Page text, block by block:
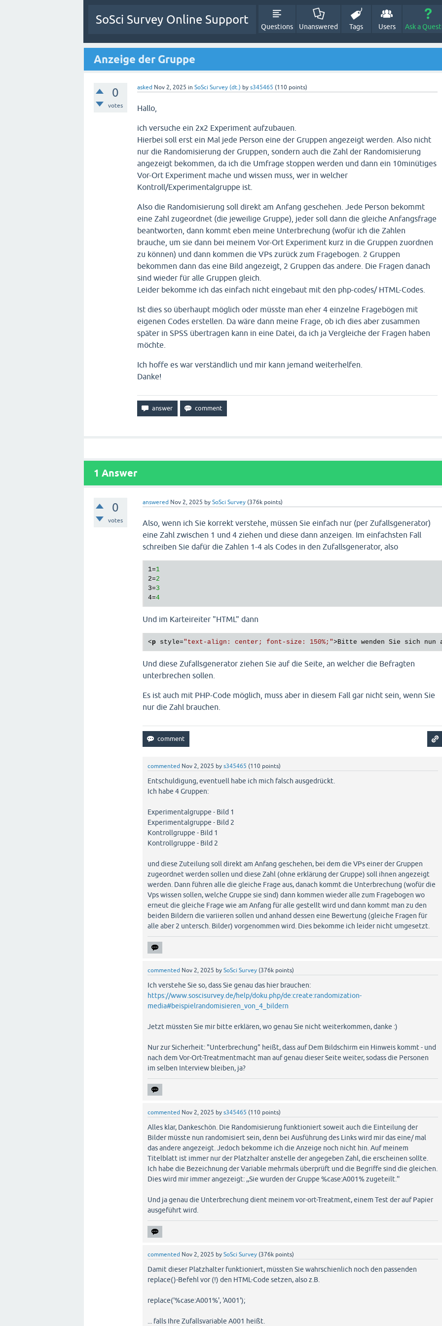
SoSci Survey Online Support
Questions Unanswered Tags Users Ask a
Anzeige der Gruppe
0
votes
asked Nov 2, 2025 in SoSci Survey (dt.) by s345465 (110 points)
Hallo,
ich versuche ein 2x2 Experiment aufzubauen.
Hierbei soll erst ein Mal jede Person eine der Gruppen angezeigt werden. Also nicht
nur die Randomisierung der Gruppen, sondern auch die Zahl der Randomisierung
angezeigt bekommen, da ich die Umfrage stoppen werden und dann ein 10minütiges
Vor-Ort Experiment mache und wissen muss, wer in welcher
Kontroll/Experimentalgruppe ist.
Also die Randomisierung soll direkt am Anfang geschehen. Jede Person bekommt
eine Zahl zugeordnet (die jeweilige Gruppe), jeder soll dann die gleiche Anfangsfrage
beantworten, dann kommt eben meine Unterbrechung (wofür ich die Zahlen
brauche, um sie dann bei meinem Vor-Ort Experiment kurz in die Gruppen zuordnen
zu können) und dann kommen die VPs zurück zum Fragebogen. 2 Gruppen
bekommen dann das eine Bild angezeigt, 2 Gruppen das andere. Die Fragen danach
sind wieder für alle Gruppen gleich.
Leider bekomme ich das einfach nicht eingebaut mit den php-codes/ HTML-Codes.
Ist dies so überhaupt möglich oder müsste man eher 4 einzelne Fragebögen mit
eigenen Codes erstellen. Da wäre dann meine Frage, ob ich dies aber zusammen
später in SPSS übertragen kann in eine Datei, da ich ja Vergleiche der Fragen haben
möchte.
Ich hoffe es war verständlich und mir kann jemand weiterhelfen.
Danke!
1 Answer
0
votes
answered Nov 2, 2025 bySoSci Survey (376k points)
Also, wenn ich Sie korrekt verstehe, müssen Sie einfach nur (per Zufallsgenerator)
eine Zahl zwischen 1 und 4 ziehen und diese dann anzeigen. Im einfachsten Fall
schreiben Sie dafür die Zahlen 1-4 als Codes in den Zufallsgenerator, also
1=1
2=2
3=3
4=4
Und im Karteireiter "HTML" dann
<p style="text-align: center; font-size: 150%;">Bitte wenden Sie sich
Und diese Zufallsgenerator ziehen Sie auf die Seite, an welcher die Befragten
unterbrechen sollen.
Es ist auch mit PHP-Code möglich, muss aber in diesem Fall gar nicht sein, wenn Sie
nur die Zahl brauchen.
commented Nov 2, 2025 bys345465 (110 points)
Entschuldigung, eventuell habe ich mich falsch ausgedrückt.
Ich habe 4 Gruppen:
Experimentalgruppe - Bild 1
Experimentalgruppe - Bild 2
Kontrollgruppe - Bild 1
Kontrollgruppe - Bild 2
und diese Zuteilung soll direkt am Anfang geschehen, bei dem die VPs einer der Gruppen
zugeordnet werden sollen und diese Zahl (ohne erklärung der Gruppe) soll ihnen angezeigt
werden. Dann führen alle die gleiche Frage aus, danach kommt die Unterbrechung (wofür die
Vps wissen sollen, welche Gruppe sie sind) dann kommen wieder alle zum Fragebogen wo
erneut die gleiche Frage wie am Anfang für alle gestellt wird und dann kommt man zu den
beiden Bildern die variieren sollen und anhand dessen eine Bewertung (gleiche Fragen für
alle aber 2 untersch. Bilder) vorgenommen wird. Dies bekomme ich leider nicht umgesetzt.
commented Nov 2, 2025 bySoSci Survey (376k points)
Ich verstehe Sie so, dass Sie genau das hier brauchen:
https://www.soscisurvey.de/help/doku.php/de:create:randomization-
media#beispielrandomisieren_von_4_bildern
Jetzt müssten Sie mir bitte erklären, wo genau Sie nicht weiterkommen, danke :)
Nur zur Sicherheit: "Unterbrechung" heißt, dass auf Dem Bildschirm ein Hinweis kommt - und
nach dem Vor-Ort-Treatmentmacht man auf genau dieser Seite weiter, sodass die Personen
im selben Interview bleiben, ja?
commented Nov 2, 2025 bys345465 (110 points)
Alles klar, Dankeschön. Die Randomisierung funktioniert soweit auch die Einteilung der
Bilder müsste nun randomisiert sein, denn bei Ausführung des Links wird mir das eine/ mal
das andere angezeigt. Jedoch bekomme ich die Anzeige noch nicht hin. Auf meinem
Titelblatt ist immer nur der Platzhalter anstelle der angegeben Zahl, die erscheinen sollte.
Ich habe die Bezeichnung der Variable mehrmals überprüft und die Begriffe sind die gleichen.
Dies wird mir immer angezeigt: ,,Sie wurden der Gruppe %case:A001% zugeteilt.''
Und ja genau die Unterbrechung dient meinem vor-ort-Treatment, einem Test der auf Papier
ausgeführt wird.
commented Nov 2, 2025 bySoSci Survey (376k points)
Damit dieser Platzhalter funktioniert, müssten Sie wahrschienlich noch den passenden
replace()-Befehl vor (!) den HTML-Code setzen, also z.B.
replace('%case:A001%', 'A001');
... falls Ihre Zufallsvariable A001 heißt.